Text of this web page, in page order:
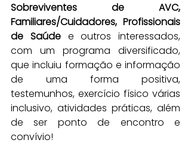
Sobreviventes de AVC,
Familiares/Cuidadores, Profissionais
de Saúde e outros interessados,
com um programa diversificado,
que incluiu formação e informação
de uma forma positiva,
testemunhos, exercício físico várias
inclusivo, atividades práticas, além
de ser ponto de encontro e
convívio!